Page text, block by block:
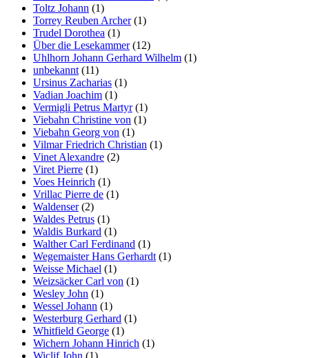
Toltz Johann (1)
Torrey Reuben Archer(1)
Trudel Dorothea (1)
Über die Lesekammer(12)
Uhlhorn Johann Gerhard Wilhelm (1)
unbekannt (11)
Ursinus Zacharias (1)
Vadian Joachim (1)
Vermigli Petrus Martyr(1)
Viebahn Christine von (1)
Viebahn Georg von (1)
Vilmar Friedrich Christian (1)
Vinet Alexandre (2)
Viret Pierre (1)
Voes Heinrich (1)
Vrillac Pierre de (1)
Waldenser(2)
Waldes Petrus (1)
Waldis Burkard (1)
Walther Carl Ferdinand (1)
Wegemaister Hans Gerhardt (1)
Weisse Michael (1)
Weizsäcker Carl von (1)
Wesley John (1)
Wessel Johann (1)
Westerburg Gerhard (1)
Whitfield George (1)
Wichern Johann Hinrich (1)
Wiclif John (1)